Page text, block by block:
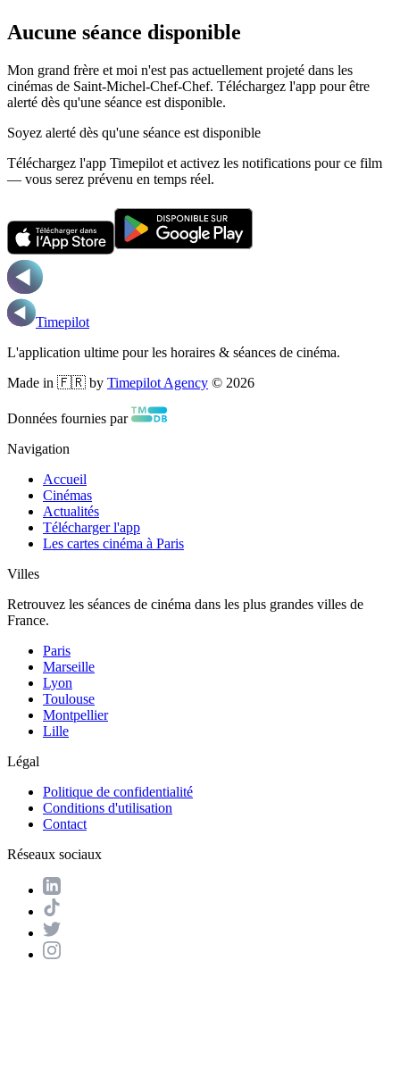
Aucune séance disponible
Mon grand frère et moi n'est pas actuellement projeté dans les
cinémas de Saint-Michel-Chef-Chef. Téléchargez l'app pour être
alerté dès qu'une séance est disponible.
Soyez alerté dès qu'une séance est disponible
Téléchargez l'app Timepilot et activez les notifications pour ce film
— vous serez prévenu en temps réel.
Timepilot
L'application ultime pour les horaires & séances de cinéma.
Made in 🇫🇷 by Timepilot Agency © 2026
Données fournies par
Navigation
Accueil
Cinémas
Actualités
Télécharger l'app
Les cartes cinéma à Paris
Villes
Retrouvez les séances de cinéma dans les plus grandes villes de
France.
Paris
Marseille
Lyon
Toulouse
Montpellier
Lille
Légal
Politique de confidentialité
Conditions d'utilisation
Contact
Réseaux sociaux